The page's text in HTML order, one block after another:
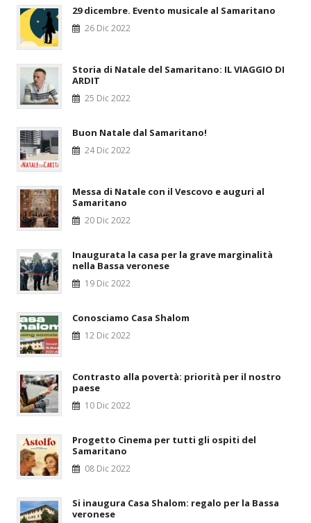
29 dicembre. Evento musicale al Samaritano
26 Dic 2022
Storia di Natale del Samaritano: IL VIAGGIO DI
ARDIT
25 Dic 2022
Buon Natale dal Samaritano!
24 Dic 2022
Messa di Natale con il Vescovo e auguri al
Samaritano
20 Dic 2022
Inaugurata la casa per la grave marginalità
nella Bassa veronese
19 Dic 2022
Conosciamo Casa Shalom
12 Dic 2022
Contrasto alla povertà: priorità per il nostro
paese
10 Dic 2022
Progetto Cinema per tutti gli ospiti del
Samaritano
08 Dic 2022
Si inaugura Casa Shalom: regalo per la Bassa
veronese